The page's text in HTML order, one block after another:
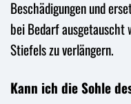
Beschädigungen und
bei Bedarf ausgetauscht
Stiefels zu verlängern.
Kann ich die Sohle